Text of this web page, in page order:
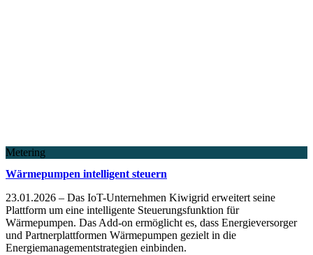
Metering
Wärmepumpen intelligent steuern
23.01.2026 – Das IoT-Unternehmen Kiwigrid erweitert seine
Plattform um eine intelligente Steuerungsfunktion für
Wärmepumpen. Das Add-on ermöglicht es, dass Energieversorger
und Partnerplattformen Wärmepumpen gezielt in die
Energiemanagementstrategien einbinden.